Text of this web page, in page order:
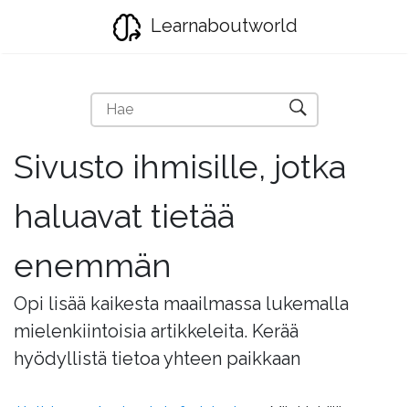
Learnaboutworld
Sivusto ihmisille, jotka
haluavat tietää
enemmän
Opi lisää kaikesta maailmassa lukemalla
mielenkiintoisia artikkeleita. Kerää
hyödyllistä tietoa yhteen paikkaan